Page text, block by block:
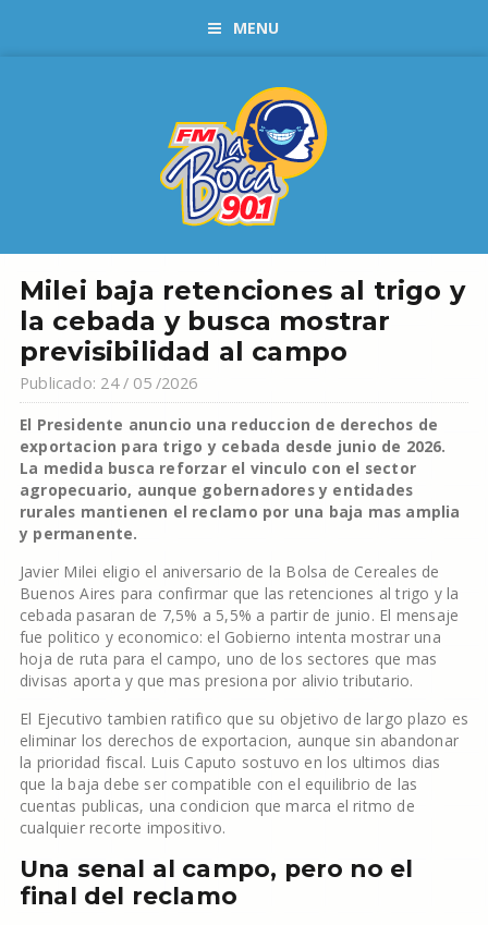
MENU
Milei baja retenciones al trigo y
la cebada y busca mostrar
previsibilidad al campo
Publicado: 24 / 05 /2026
El Presidente anuncio una reduccion de derechos de
exportacion para trigo y cebada desde junio de 2026.
La medida busca reforzar el vinculo con el sector
agropecuario, aunque gobernadores y entidades
rurales mantienen el reclamo por una baja mas amplia
y permanente.
Javier Milei eligio el aniversario de la Bolsa de Cereales de
Buenos Aires para confirmar que las retenciones al trigo y la
cebada pasaran de 7,5% a 5,5% a partir de junio. El mensaje
fue politico y economico: el Gobierno intenta mostrar una
hoja de ruta para el campo, uno de los sectores que mas
divisas aporta y que mas presiona por alivio tributario.
El Ejecutivo tambien ratifico que su objetivo de largo plazo es
eliminar los derechos de exportacion, aunque sin abandonar
la prioridad fiscal. Luis Caputo sostuvo en los ultimos dias
que la baja debe ser compatible con el equilibrio de las
cuentas publicas, una condicion que marca el ritmo de
cualquier recorte impositivo.
Una senal al campo, pero no el
final del reclamo